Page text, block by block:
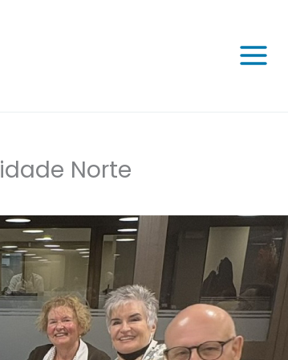
Norte